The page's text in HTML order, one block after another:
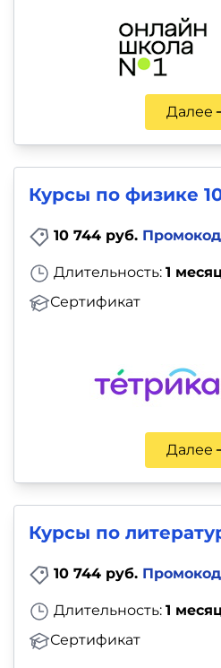
Далее
Курсы по физике
10 744 руб. Промокод
Длительность: 1
Сертификат
Далее
Курсы по
10 744 руб. Промокод
Длительность: 1
Сертификат